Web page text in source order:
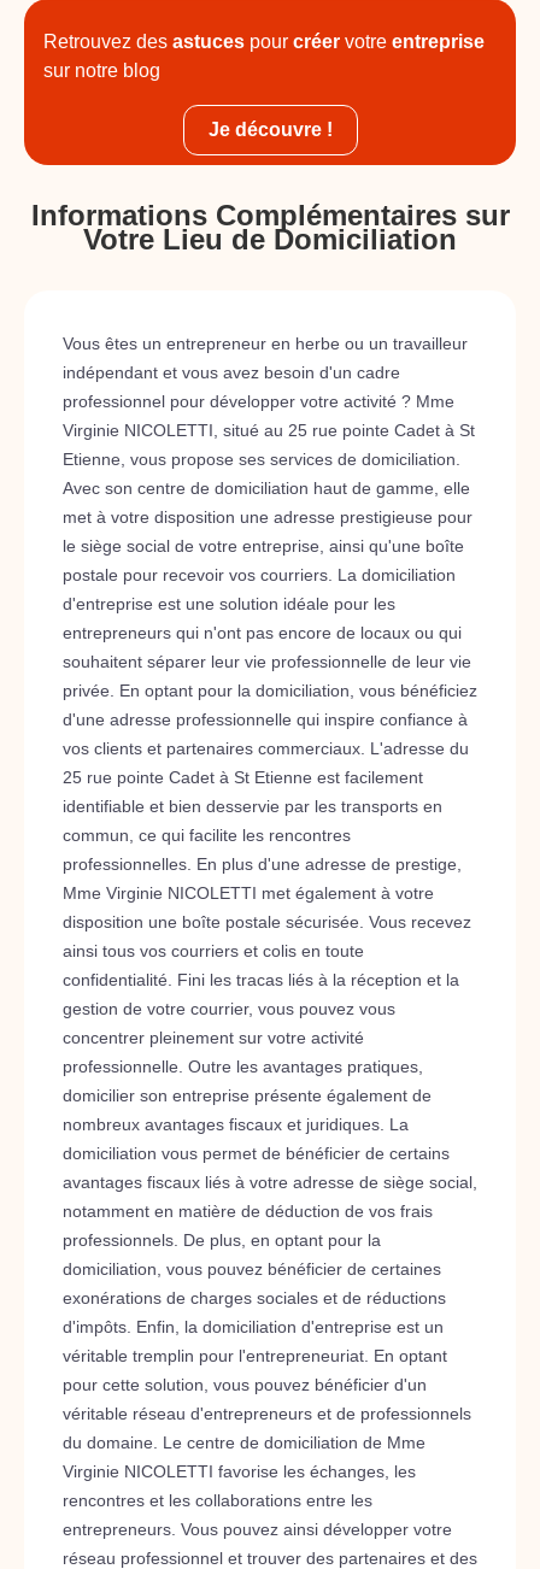
Retrouvez des astuces pour créer votre entreprise
sur notre blog
Je découvre !
Informations Complémentaires sur
Votre Lieu de Domiciliation
Vous êtes un entrepreneur en herbe ou un travailleur
indépendant et vous avez besoin d'un cadre
professionnel pour développer votre activité ? Mme
Virginie NICOLETTI, situé au 25 rue pointe Cadet à St
Etienne, vous propose ses services de domiciliation.
Avec son centre de domiciliation haut de gamme, elle
met à votre disposition une adresse prestigieuse pour
le siège social de votre entreprise, ainsi qu'une boîte
postale pour recevoir vos courriers. La domiciliation
d'entreprise est une solution idéale pour les
entrepreneurs qui n'ont pas encore de locaux ou qui
souhaitent séparer leur vie professionnelle de leur vie
privée. En optant pour la domiciliation, vous bénéficiez
d'une adresse professionnelle qui inspire confiance à
vos clients et partenaires commerciaux. L'adresse du
25 rue pointe Cadet à St Etienne est facilement
identifiable et bien desservie par les transports en
commun, ce qui facilite les rencontres
professionnelles. En plus d'une adresse de prestige,
Mme Virginie NICOLETTI met également à votre
disposition une boîte postale sécurisée. Vous recevez
ainsi tous vos courriers et colis en toute
confidentialité. Fini les tracas liés à la réception et la
gestion de votre courrier, vous pouvez vous
concentrer pleinement sur votre activité
professionnelle. Outre les avantages pratiques,
domicilier son entreprise présente également de
nombreux avantages fiscaux et juridiques. La
domiciliation vous permet de bénéficier de certains
avantages fiscaux liés à votre adresse de siège social,
notamment en matière de déduction de vos frais
professionnels. De plus, en optant pour la
domiciliation, vous pouvez bénéficier de certaines
exonérations de charges sociales et de réductions
d'impôts. Enfin, la domiciliation d'entreprise est un
véritable tremplin pour l'entrepreneuriat. En optant
pour cette solution, vous pouvez bénéficier d'un
véritable réseau d'entrepreneurs et de professionnels
du domaine. Le centre de domiciliation de Mme
Virginie NICOLETTI favorise les échanges, les
rencontres et les collaborations entre les
entrepreneurs. Vous pouvez ainsi développer votre
réseau professionnel et trouver des partenaires et des